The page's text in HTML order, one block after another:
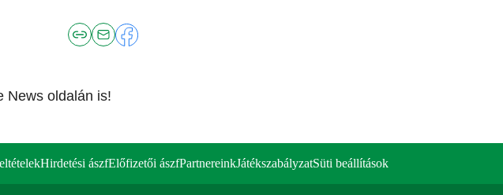
News oldalán is!
Hirdetési ászfElőfizetői ászfPartnereinkJátékszabályzatSüti beállítások